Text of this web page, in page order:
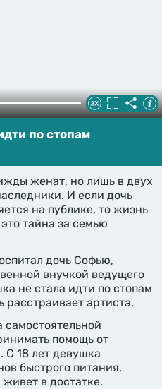
по стопам
женат, но лишь в двух
И если дочь
на публике, то жизнь
тайна за семью
дочь Софью,
внучкой ведущего
не стала идти по стопам
расстраивает артиста.
помощь от
С 18 лет девушка
быстрого питания,
в достатке.